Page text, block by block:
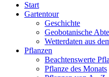
Start
Gartentour
Geschichte
Geobotanische
Wetterdaten aus
Pflanzen
Beachtenswerte
Pflanze des Monats